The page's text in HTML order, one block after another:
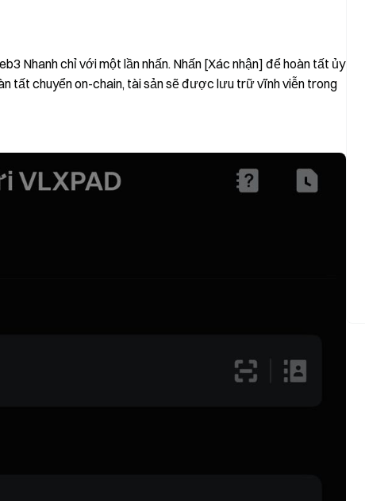
Nhanh chỉ với một lần nhấn. Nhấn [Xác nhận] để hoàn tất ủy
tất chuyển on-chain, tài sản sẽ được lưu trữ vĩnh viễn trong